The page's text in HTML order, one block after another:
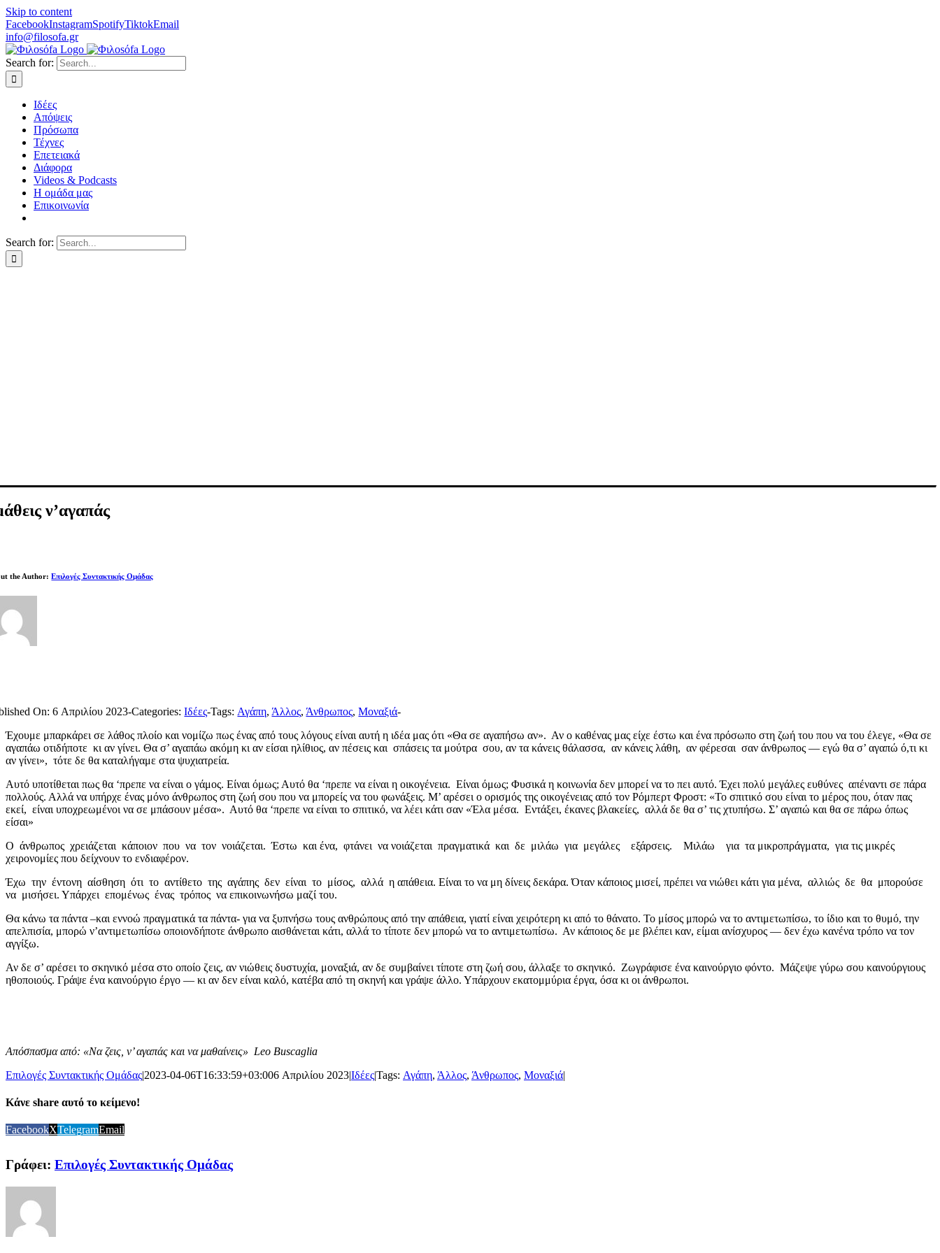
Skip to content
FacebookInstagramSpotifyTiktokEmail
info@filosofa.gr
Search for:
Ιδέες
Απόψεις
Πρόσωπα
Τέχνες
Επετειακά
Διάφορα
Videos & Podcasts
Η ομάδα μας
Επικοινωνία
Search for:
ν’αγαπάς
the Author:Επιλογές Συντακτικής Ομάδας
On: 6 Απριλίου 2023-Categories:Ιδέες-Tags: Αγάπη, Άλλος, Άνθρωπος,Μοναξιά-
Έχουμε μπαρκάρει σε λάθος πλοίο και νομίζω πως ένας από τους λόγους είναι αυτή η ιδέα μας ότι «Θα σε αγαπήσω αν». Αν ο καθένας μας είχε έστω και ένα πρόσωπο στη ζωή του που να του έλεγε, «Θα σε
αγαπάω οτιδήποτε κι αν γίνει. Θα σ’ αγαπάω ακόμη κι αν είσαι ηλίθιος, αν πέσεις και σπάσεις τα μούτρα σου, αν τα κάνεις θάλασσα, αν κάνεις λάθη, αν φέρεσαι σαν άνθρωπος — εγώ θα σ’ αγαπώ ό,τι κι
αν γίνει», τότε δε θα καταλήγαμε στα ψυχιατρεία.
Αυτό υποτίθεται πως θα ‘πρεπε να είναι ο γάμος. Είναι όμως; Αυτό θα ‘πρεπε να είναι η οικογένεια. Είναι όμως; Φυσικά η κοινωνία δεν μπορεί να το πει αυτό. Έχει πολύ μεγάλες ευθύνες απέναντι σε πάρα
πολλούς. Αλλά να υπήρχε ένας μόνο άνθρωπος στη ζωή σου που να μπορείς να του φωνάξεις. Μ’ αρέσει ο ορισμός της οικογένειας από τον Ρόμπερτ Φροστ: «Το σπιτικό σου είναι το μέρος που, όταν πας
εκεί, είναι υποχρεωμένοι να σε μπάσουν μέσα». Αυτό θα ‘πρεπε να είναι το σπιτικό, να λέει κάτι σαν «Έλα μέσα. Εντάξει, έκανες βλακείες, αλλά δε θα σ’ τις χτυπήσω. Σ’ αγαπώ και θα σε πάρω όπως
είσαι»
Ο άνθρωπος χρειάζεται κάποιον που να τον νοιάζεται. Έστω και ένα, φτάνει να νοιάζεται πραγματικά και δε μιλάω για μεγάλες εξάρσεις. Μιλάω για τα μικροπράγματα, για τις μικρές
χειρονομίες που δείχνουν το ενδιαφέρον.
Έχω την έντονη αίσθηση ότι το αντίθετο της αγάπης δεν είναι το μίσος, αλλά η απάθεια. Είναι το να μη δίνεις δεκάρα. Όταν κάποιος μισεί, πρέπει να νιώθει κάτι για μένα, αλλιώς δε θα μπορούσε
να μισήσει. Υπάρχει επομένως ένας τρόπος να επικοινωνήσω μαζί του.
Θα κάνω τα πάντα –και εννοώ πραγματικά τα πάντα- για να ξυπνήσω τους ανθρώπους από την απάθεια, γιατί είναι χειρότερη κι από το θάνατο. Το μίσος μπορώ να το αντιμετωπίσω, το ίδιο και το θυμό, την
απελπισία, μπορώ ν’αντιμετωπίσω οποιονδήποτε άνθρωπο αισθάνεται κάτι, αλλά το τίποτε δεν μπορώ να το αντιμετωπίσω. Αν κάποιος δε με βλέπει καν, είμαι ανίσχυρος — δεν έχω κανένα τρόπο να τον
αγγίξω.
Αν δε σ’ αρέσει το σκηνικό μέσα στο οποίο ζεις, αν νιώθεις δυστυχία, μοναξιά, αν δε συμβαίνει τίποτε στη ζωή σου, άλλαξε το σκηνικό. Ζωγράφισε ένα καινούργιο φόντο. Μάζεψε γύρω σου καινούργιους
ηθοποιούς. Γράψε ένα καινούργιο έργο — κι αν δεν είναι καλό, κατέβα από τη σκηνή και γράψε άλλο. Υπάρχουν εκατομμύρια έργα, όσα κι οι άνθρωποι.
Απόσπασμα από: «Να ζεις, ν’ αγαπάς και να μαθαίνεις» Leo Buscaglia
Επιλογές Συντακτικής Ομάδας|2023-04-06T16:33:59+03:006 Απριλίου 2023|Ιδέες|Tags: Αγάπη, Άλλος, Άνθρωπος, Μοναξιά|
Κάνε share αυτό το κείμενο!
FacebookXTelegramEmail
Γράφει: Επιλογές Συντακτικής Ομάδας